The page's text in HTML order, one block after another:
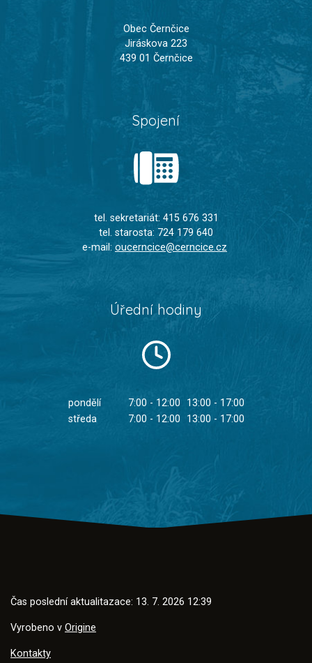
Obec Černčice
Jiráskova 223
439 01 Černčice
Spojení
tel. sekretariát: 415 676 331
tel. starosta: 724 179 640
e-mail: oucerncice@cerncice.cz
Úřední hodiny
pondělí 7:00 - 12:00
13:00 - 17:00
středa
7:00 - 12:00 13:00 - 17:00
Čas poslední aktualitazace: 13. 7. 2026 12:39
Vyrobeno v Origine
Kontakty